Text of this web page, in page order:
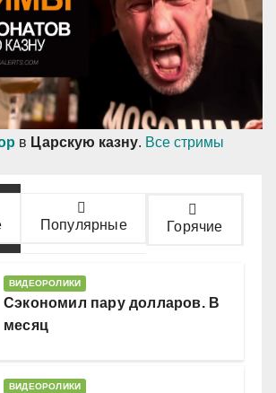
в Царскую казну. Все стримы
Популярные Горячие
ВИДЕОРОЛИКИ
Сэкономил пару долларов. В
месяц
ВИДЕОРОЛИКИ